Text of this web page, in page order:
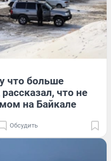
что больше
что не
на Байкале
Обсудить